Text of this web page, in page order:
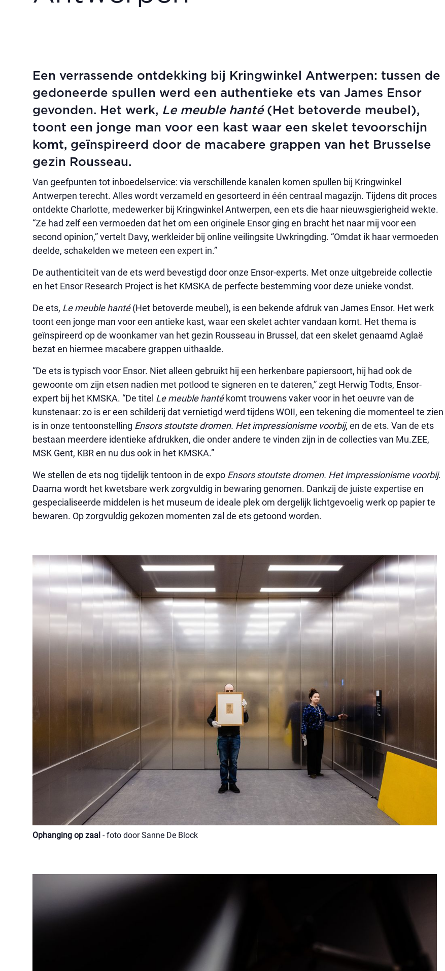
Een verrassende ontdekking bij Kringwinkel Antwerpen: tussen de
gedoneerde spullen werd een authentieke ets van James Ensor
gevonden. Het werk, Le meuble hanté(Het betoverde meubel),
toont een jonge man voor een kast waar een skelet tevoorschijn
komt, geïnspireerd door de macabere grappen van het Brusselse
gezin Rousseau.
Van geefpunten tot inboedelservice: via verschillende kanalen komen spullen bij Kringwinkel
Antwerpen terecht. Alles wordt verzameld en gesorteerd in één centraal magazijn. Tijdens dit proces
ontdekte Charlotte, medewerker bij Kringwinkel Antwerpen, een ets die haar nieuwsgierigheid wekte.
“Ze had zelf een vermoeden dat het om een originele Ensor ging en bracht het naar mij voor een
second opinion,” vertelt Davy, werkleider bij online veilingsite Uwkringding. “Omdat ik haar vermoeden
deelde, schakelden we meteen een expert in.”
De authenticiteit van de ets werd bevestigd door onze Ensor-experts. Met onze uitgebreide collectie
en het Ensor Research Project is het KMSKA de perfecte bestemming voor deze unieke vondst.
De ets, Le meuble hanté(Het betoverde meubel), is een bekende afdruk van James Ensor. Het werk
toont een jonge man voor een antieke kast, waar een skelet achter vandaan komt. Het thema is
geïnspireerd op de woonkamer van het gezin Rousseau in Brussel, dat een skelet genaamd Aglaë
bezat en hiermee macabere grappen uithaalde.
“De ets is typisch voor Ensor. Niet alleen gebruikt hij een herkenbare papiersoort, hij had ook de
gewoonte om zijn etsen nadien met potlood te signeren en te dateren,” zegt Herwig Todts, Ensor-
expert bij het KMSKA. “De titel Le meuble hantékomt trouwens vaker voor in het oeuvre van de
kunstenaar: zo is er een schilderij dat vernietigd werd tijdens WOII, een tekening die momenteel te zien
is in onze tentoonstelling Ensors stoutste dromen. Het impressionisme voorbij, en de ets. Van de ets
bestaan meerdere identieke afdrukken, die onder andere te vinden zijn in de collecties van Mu.ZEE,
MSK Gent, KBR en nu dus ook in het KMSKA.”
We stellen de ets nog tijdelijk tentoon in de expo Ensors stoutste dromen. Het impressionisme voorbij.
Daarna wordt het kwetsbare werk zorgvuldig in bewaring genomen. Dankzij de juiste expertise en
gespecialiseerde middelen is het museum de ideale plek om dergelijk lichtgevoelig werk op papier te
bewaren. Op zorgvuldig gekozen momenten zal de ets getoond worden.
Ophanging op zaal - foto door Sanne De Block